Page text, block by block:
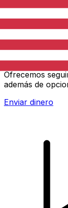
Ofrecemos
además de
Enviar dinero